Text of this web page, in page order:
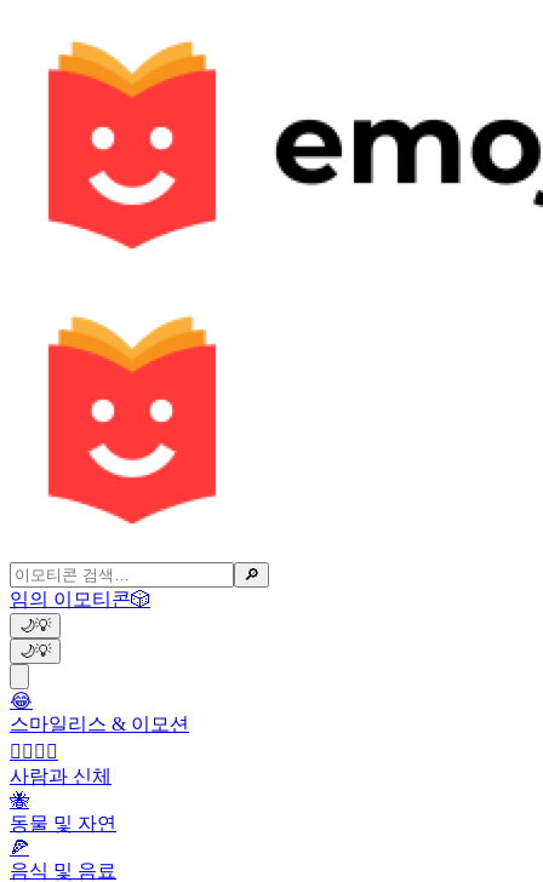
🔎
임의 이모티콘🎲
🌙💡
🌙💡
😂
스마일리스 & 이모션
👩‍❤️‍💋‍👨
사람과 신체
🐝
동물 및 자연
🍕
음식 및 음료